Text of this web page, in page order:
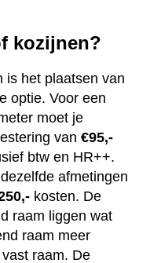
kozijnen?
is het plaatsen van
optie. Voor een
moet je
van €95,-
btw en HR++.
afmetingen
kosten. De
raam liggen wat
raam meer
raam. De